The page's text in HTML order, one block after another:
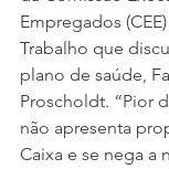
Empregados
Trabalho que
plano de saúde,
Proscholdt. “Pior
não apresenta
Caixa e se nega a